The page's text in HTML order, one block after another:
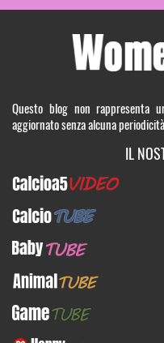
Questo blog non rappresenta
aggiornato senza alcuna
IL